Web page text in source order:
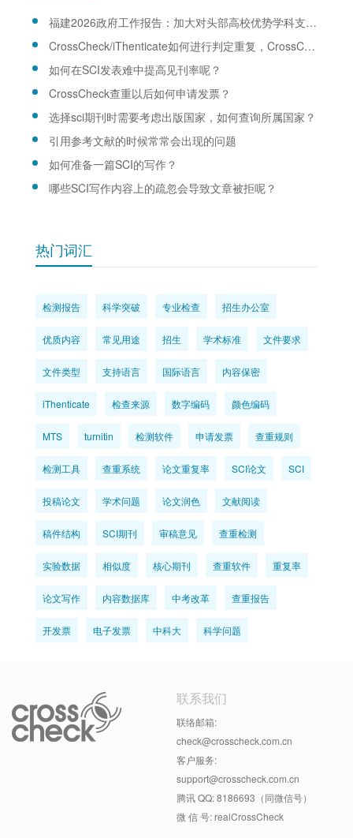
福建2026政府工作报告：加大对头部高校优势学科支持力度
CrossCheck/iThenticate如何进行判定重复，CrossCheck/iThenticate查重规则是什么？
如何在SCI发表难中提高见刊率呢？
CrossCheck查重以后如何申请发票？
选择sci期刊时需要考虑出版国家，如何查询所属国家？
引用参考文献的时候常常会出现的问题
如何准备一篇SCI的写作？
哪些SCI写作内容上的疏忽会导致文章被拒呢？
热门词汇
检测报告 科学突破 专业检查 招生办公室
优质内容 常见用途 招生 学术标准 文件要求
文件类型 支持语言 国际语言 内容保密
iThenticate 检查来源 数字编码 颜色编码
MTS turnitin 检测软件 申请发票 查重规则
检测工具 查重系统 论文重复率 SCI论文 SCI
投稿论文 学术问题 论文润色 文献阅读
稿件结构 SCI期刊 审稿意见 查重检测
实验数据 相似度 核心期刊 查重软件 重复率
论文写作 内容数据库 中考改革 查重报告
开发票 电子发票 中科大 科学问题
联系我们
联络邮箱:
check@crosscheck.com.cn
客户服务:
support@crosscheck.com.cn
腾讯 QQ: 8186693（同微信号）
微 信 号: realCrossCheck